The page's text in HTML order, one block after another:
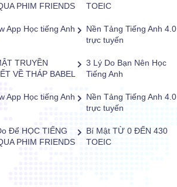
PHIM FRIENDS
TOEIC
App Học tiếng Anh
Nền Tảng Tiếng Anh 4.0
trực tuyến
TRUYỀN
VỀ THÁP BABEL
3 Lý Do Bạn Nên Học
Tiếng Anh
App Học tiếng Anh
Nền Tảng Tiếng Anh 4.0
trực tuyến
Để HỌC TIẾNG
PHIM FRIENDS
Bí Mật TỪ 0 ĐẾN 430
TOEIC